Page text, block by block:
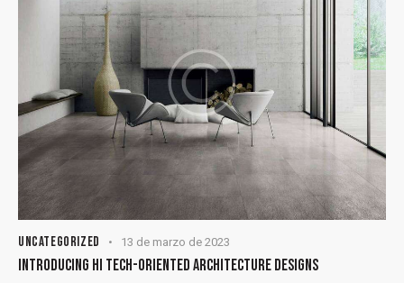
UNCATEGORIZED 13 de marzo de 2023
INTRODUCING HI TECH-ORIENTED ARCHITECTURE DESIGNS